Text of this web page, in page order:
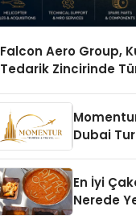
Falcon Aero Group,
Tedarik Zincirinde
Dubai
En İyi
Nerede